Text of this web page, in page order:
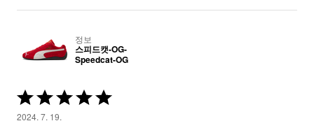
정보
스피드캣-OG-
Speedcat-OG
5
중
2024. 7. 19.